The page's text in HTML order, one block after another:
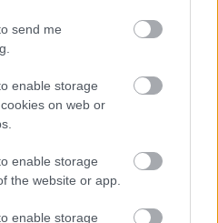
send me
enable storage
on web or
enable storage
the website or app.
enable storage